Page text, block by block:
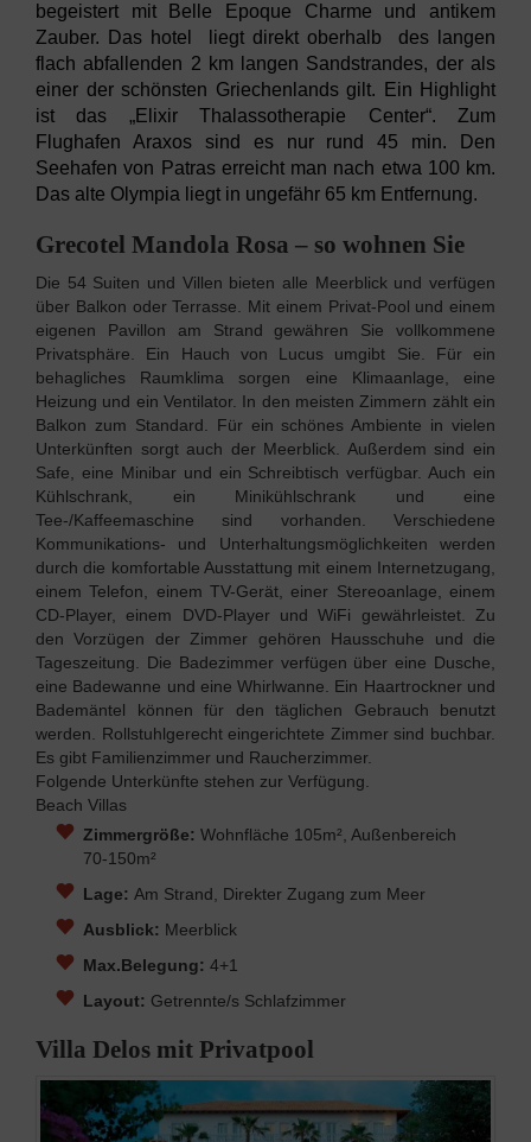
begeistert mit Belle Epoque Charme und antikem
Zauber. Das hotel liegt direkt oberhalb des langen
flach abfallenden 2 km langen Sandstrandes, der als
einer der schönsten Griechenlands gilt. Ein Highlight
ist das „Elixir Thalassotherapie Center“. Zum
Flughafen Araxos sind es nur rund 45 min. Den
Seehafen von Patras erreicht man nach etwa 100 km.
Das alte Olympia liegt in ungefähr 65 km Entfernung.
Grecotel Mandola Rosa – so wohnen Sie
Die 54 Suiten und Villen bieten alle Meerblick und verfügen
über Balkon oder Terrasse. Mit einem Privat-Pool und einem
eigenen Pavillon am Strand gewähren Sie vollkommene
Privatsphäre. Ein Hauch von Lucus umgibt Sie. Für ein
behagliches Raumklima sorgen eine Klimaanlage, eine
Heizung und ein Ventilator. In den meisten Zimmern zählt ein
Balkon zum Standard. Für ein schönes Ambiente in vielen
Unterkünften sorgt auch der Meerblick. Außerdem sind ein
Safe, eine Minibar und ein Schreibtisch verfügbar. Auch ein
Kühlschrank, ein Minikühlschrank und eine
Tee-/Kaffeemaschine sind vorhanden. Verschiedene
Kommunikations- und Unterhaltungsmöglichkeiten werden
durch die komfortable Ausstattung mit einem Internetzugang,
einem Telefon, einem TV-Gerät, einer Stereoanlage, einem
CD-Player, einem DVD-Player und WiFi gewährleistet. Zu
den Vorzügen der Zimmer gehören Hausschuhe und die
Tageszeitung. Die Badezimmer verfügen über eine Dusche,
eine Badewanne und eine Whirlwanne. Ein Haartrockner und
Bademäntel können für den täglichen Gebrauch benutzt
werden. Rollstuhlgerecht eingerichtete Zimmer sind buchbar.
Es gibt Familienzimmer und Raucherzimmer.
Folgende Unterkünfte stehen zur Verfügung.
Beach Villas
Zimmergröße: Wohnfläche 105m², Außenbereich
70-150m²
Lage: Am Strand, Direkter Zugang zum Meer
Ausblick: Meerblick
Max.Belegung: 4+1
Layout: Getrennte/s Schlafzimmer
Villa Delos mit Privatpool